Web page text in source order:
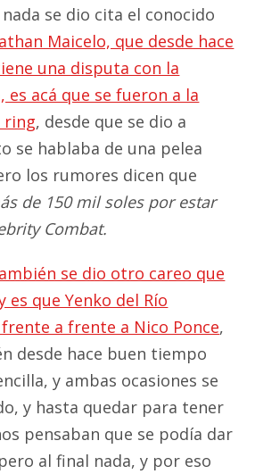
se dio cita el conocido
Maicelo, que desde hace
una disputa con la
es acá que se fueron a la
ring, desde que se dio a
se hablaba de una pelea
los rumores dicen que
de 150 mil soles por estar
Combat.
se dio otro careo que
es que Yenko del Río
a frente a Nico Ponce,
desde hace buen tiempo
y ambas ocasiones se
y hasta quedar para tener
pensaban que se podía dar
al final nada, y por eso